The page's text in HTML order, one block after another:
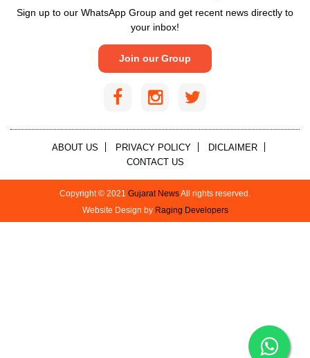
Sign up to our WhatsApp Group and get recent news directly to
your inbox!
Join our Group
ABOUT US PRIVACY POLICY
DICLAIMER
CONTACT US
Copyright © 2021 Gujarat NewsAll rights reserved.
Website Design by Raging Developers